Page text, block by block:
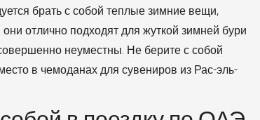
брать с собой теплые зимние вещи,
отлично подходят для жуткой зимней бури
неуместны. Не берите с собой
в чемоданах для сувениров из Рас-эль-